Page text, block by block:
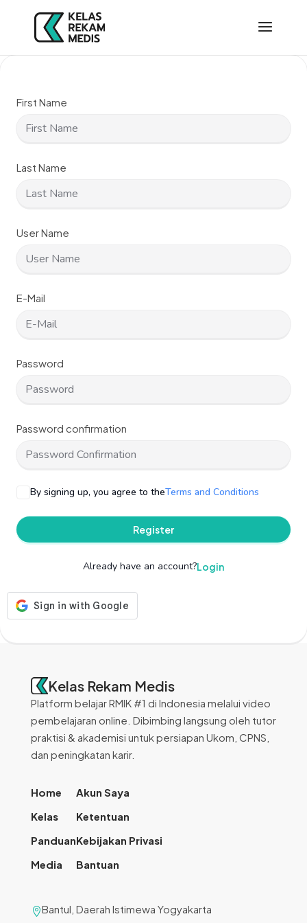
First Name
Last Name
User Name
E-Mail
Password
Password confirmation
By signing up, you agree to theTerms and Conditions
Register
Already have an account?Login
Kelas Rekam Medis
Platform belajar RMIK #1 di Indonesia melalui video
pembelajaran online. Dibimbing langsung oleh tutor
praktisi & akademisi untuk persiapan Ukom, CPNS,
dan peningkatan karir.
Home
Kelas
Panduan
Media
Akun Saya
Ketentuan
Kebijakan Privasi
Bantuan
Bantul, Daerah Istimewa Yogyakarta